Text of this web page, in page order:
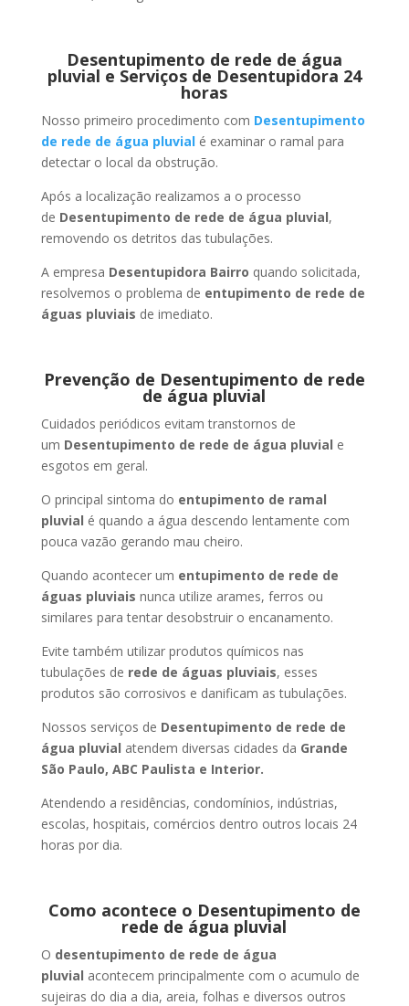
Desentupimento de rede de água
pluvial e Serviços de Desentupidora 24
horas
Nosso primeiro procedimento com Desentupimento
de rede de água pluvialé examinar o ramal para
detectar o local da obstrução.
Após a localização realizamos a o processo
de Desentupimento de rede de água pluvial,
removendo os detritos das tubulações.
A empresa Desentupidora Bairro quando solicitada,
resolvemos o problema de entupimento de rede de
águas pluviais de imediato.
Prevenção de Desentupimento de rede
de água pluvial
Cuidados periódicos evitam transtornos de
um Desentupimento de rede de água pluvial e
esgotos em geral.
O principal sintoma do entupimento de ramal
pluvial é quando a água descendo lentamente com
pouca vazão gerando mau cheiro.
Quando acontecer um entupimento de rede de
águas pluviais nunca utilize arames, ferros ou
similares para tentar desobstruir o encanamento.
Evite também utilizar produtos químicos nas
tubulações de rede de águas pluviais, esses
produtos são corrosivos e danificam as tubulações.
Nossos serviços de Desentupimento de rede de
água pluvial atendem diversas cidades da Grande
São Paulo, ABC Paulista e Interior.
Atendendo a residências, condomínios, indústrias,
escolas, hospitais, comércios dentro outros locais 24
horas por dia.
Como acontece o Desentupimento de
rede de água pluvial
O desentupimento de rede de água
pluvial acontecem principalmente com o acumulo de
sujeiras do dia a dia, areia, folhas e diversos outros